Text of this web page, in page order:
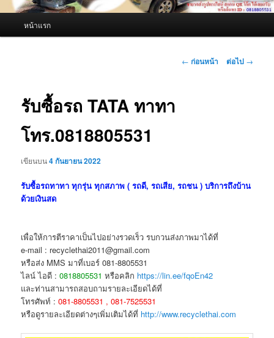
หน้าแรก
เมนู
← ก่อนหน้า ต่อไป →
รับซื้อรถ TATA ทาทา
โทร.0818805531
เขียนบน4 กันยายน 2022
รับซื้อรถทาทา ทุกรุ่น ทุกสภาพ ( รถดี, รถเสีย, รถชน ) บริการถึงบ้าน
ด้วยเงินสด
เพื่อให้การตีราคาเป็นไปอย่างรวดเร็ว รบกวนส่งภาพมาได้ที่
e-mail : recyclethai2011@gmail.com
หรือส่ง MMS มาที่เบอร์ 081-8805531
ไลน์ ไอดี :0818805531 หรือคลิก https://lin.ee/fqoEn42
และท่านสามารถสอบถามรายละเอียดได้ที่
โทรศัพท์ :081-8805531 , 081-7525531
หรือดูรายละเอียดต่างๆเพิ่มเติมได้ที่ http://www.recyclethai.com